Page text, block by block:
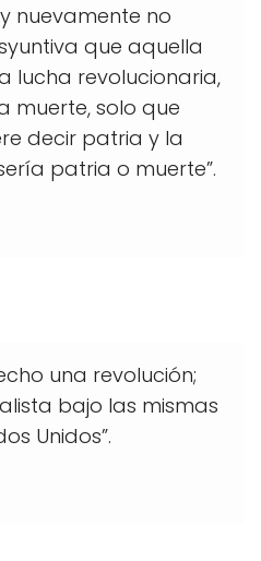
nuevamente no
que aquella
lucha revolucionaria,
muerte, solo que
decir patria y la
patria o muerte”.
una revolución;
bajo las mismas
Unidos”.